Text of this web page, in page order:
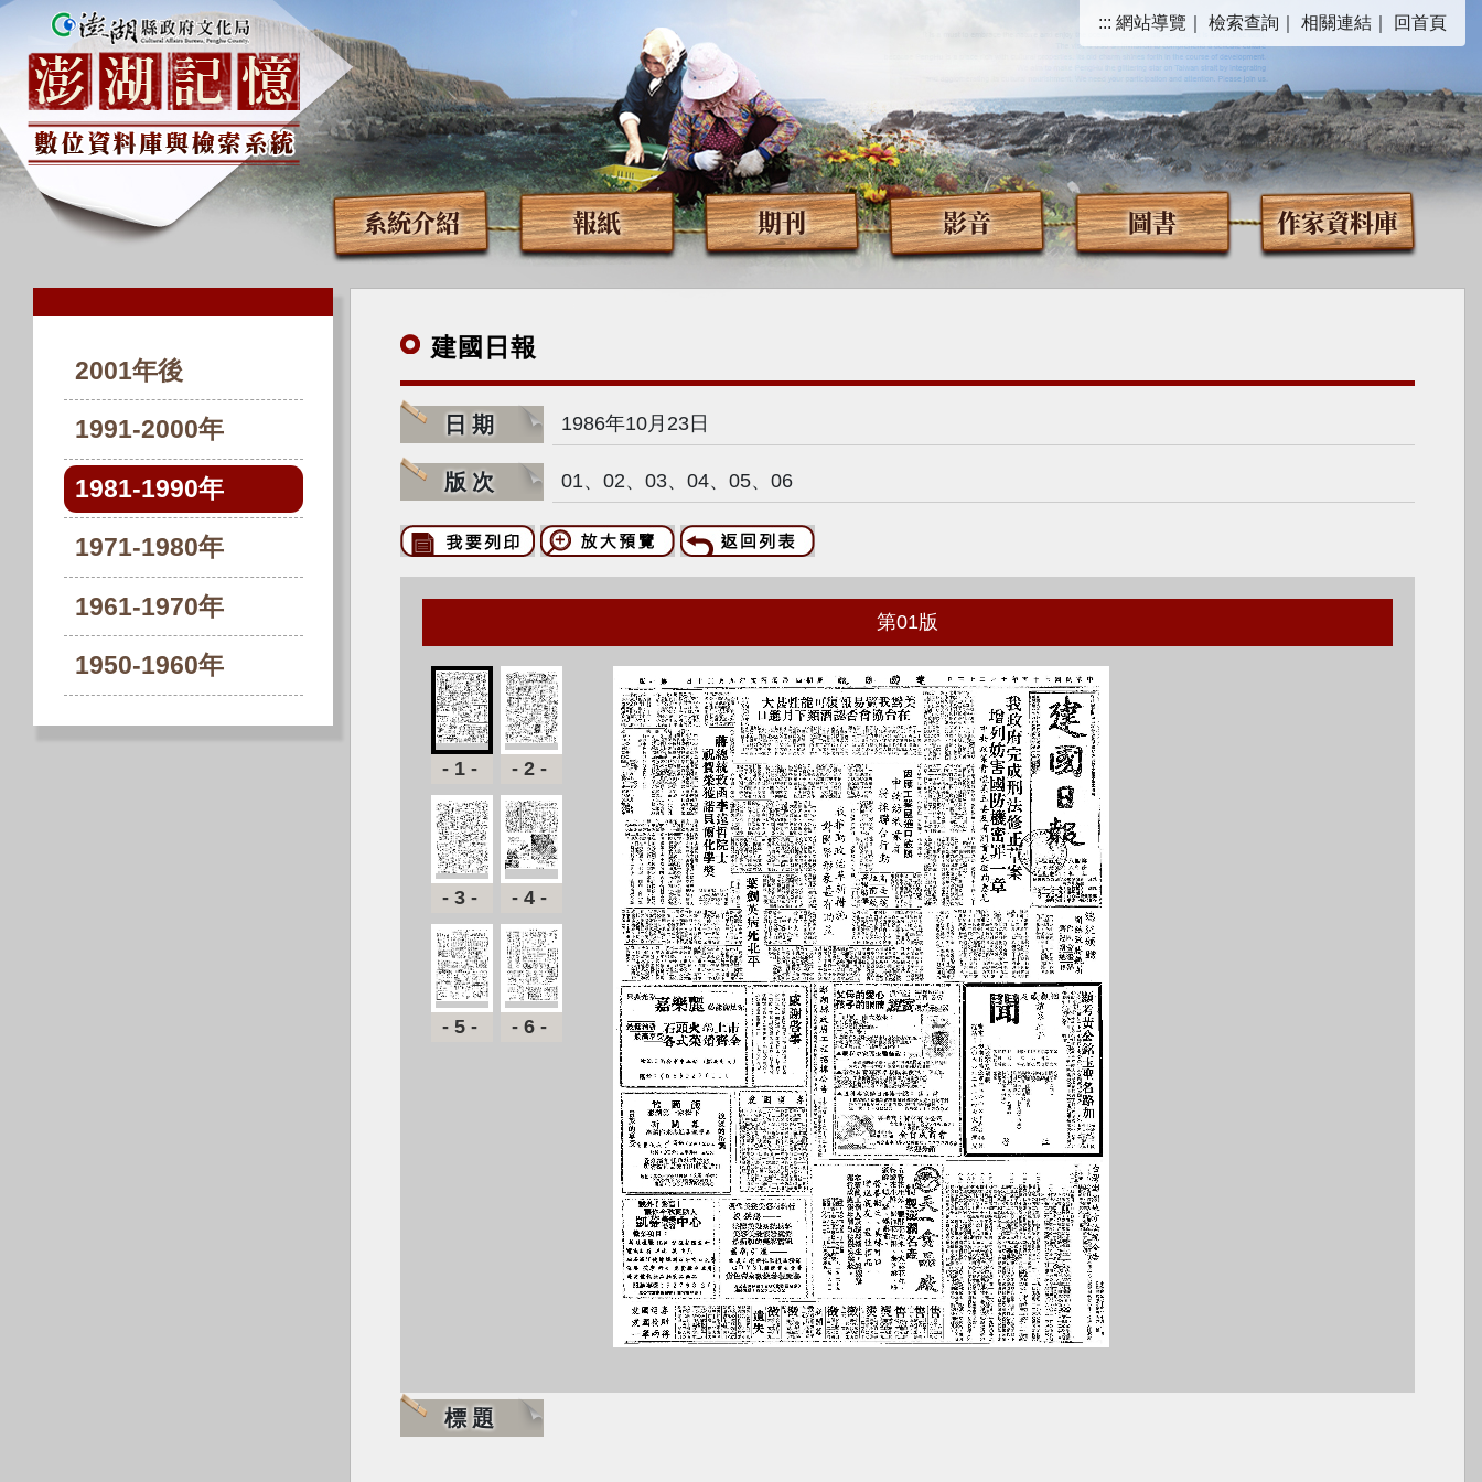
::: 網站導覽 檢索查詢 相關連結 回首頁
系統介紹 報紙 期刊 影音 圖書 作家資料庫
2001年後
1991-2000年
1981-1990年
1971-1980年
1961-1970年
1950-1960年
建國 日報
日期 1986年10月23日
版次 01、02、03、04、05、06
第01版
-1- -2-
-3- -4-
-5- -6-
標題